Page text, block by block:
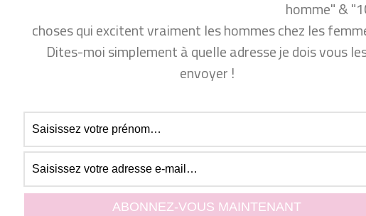
www.facebook.com/groups/communautecyprine/
à venir consulter mon site Conseils Séduction Femmes ou me
:
homme" &
choses qui excitent vraiment les hommes chez les
Dites-moi simplement à quelle adresse je dois vous
envoyer !